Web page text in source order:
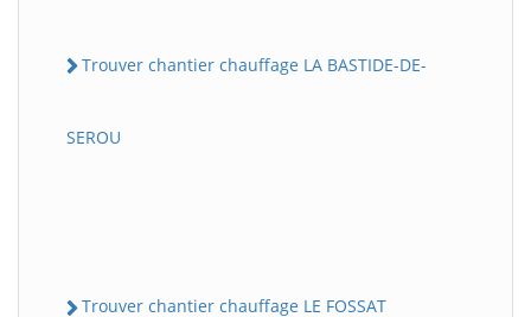
Trouver chantier chauffage LA BASTIDE-DE-
SEROU
Trouver chantier chauffage LE FOSSAT